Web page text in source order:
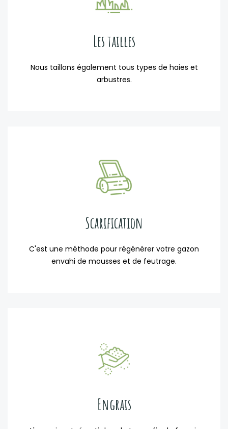
Les tailles
Nous taillons également tous types de haies et
arbustres.
Scarification
C'est une méthode pour régénérer votre gazon
envahi de mousses et de feutrage.
Engrais